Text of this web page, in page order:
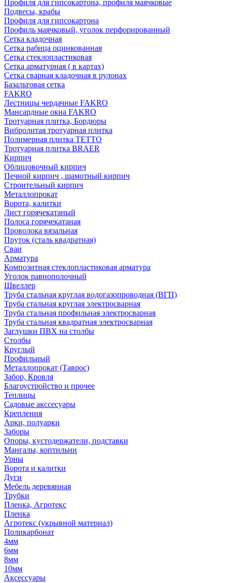
Профиля для гипсокартона, профиля маячковые
Подвесы, крабы
Профиля для гипсокартона
Профиль маячковый, уголок перфорированный
Сетка кладочная
Сетка рабица оцинкованная
Сетка стеклопластиковая
Сетка арматурная ( в картах)
Сетка сварная кладочная в рулонах
Базальтовая сетка
FAKRO
Лестницы чердачные FAKRO
Мансардные окна FAKRO
Тротуарная плитка, Бордюры
Вибролитая тротуарная плитка
Полимерная плитка TETTO
Тротуарная плитка BRAER
Кирпич
Облицовочный кирпич
Печной кирпич , шамотный кирпич
Строительный кирпич
Металлопрокат
Ворота, калитки
Лист горячекатаный
Полоса горячекатаная
Проволока вязальная
Пруток (сталь квадратная)
Сваи
Арматура
Композитная стеклопластиковая арматура
Уголок равнополочный
Швеллер
Труба стальная круглая водогазопроводная (ВГП)
Труба стальная круглая электросварная
Труба стальная профильная электросварная
Труба стальная квадратная электросварная
Заглушки ПВХ на столбы
Столбы
Круглый
Профильный
Металлопрокат (Таврос)
Забор, Кровля
Благоустройство и прочее
Теплицы
Садовые акссесуары
Крепления
Арки, полуарки
Заборы
Опоры, кустодержатели, подставки
Мангалы, коптильни
Урны
Ворота и калитки
Дуги
Мебель деревянная
Трубки
Пленка, Агротекс
Пленка
Агротекс (укрывной материал)
Поликарбонат
4мм
6мм
8мм
10мм
Аксессуары